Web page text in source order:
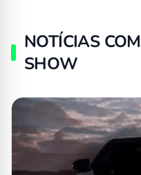
NOTÍCIAS
SHOW